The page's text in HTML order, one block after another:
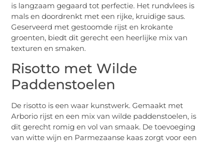
is langzaam gegaard tot perfectie. Het rundvlees is
mals en doordrenkt met een rijke, kruidige saus.
Geserveerd met gestoomde rijst en krokante
groenten, biedt dit gerecht een heerlijke mix van
texturen en smaken.
Risotto met Wilde
Paddenstoelen
De risotto is een waar kunstwerk. Gemaakt met
Arborio rijst en een mix van wilde paddenstoelen, is
dit gerecht romig en vol van smaak. De toevoeging
van witte wijn en Parmezaanse kaas zorgt voor een